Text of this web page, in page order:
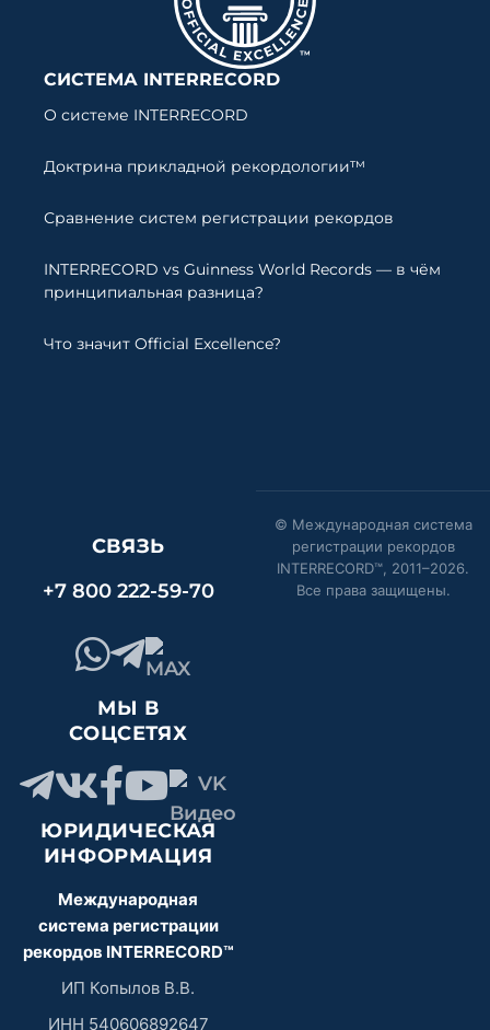
СИСТЕМА INTERRECORD
О системе INTERRECORD
Доктрина прикладной рекордологии™
Сравнение систем регистрации рекордов
INTERRECORD vs Guinness World Records — в чём
принципиальная разница?
Что значит Official Excellence?
СВЯЗЬ
+7 800 222-59-70
МЫ В
СОЦСЕТЯХ
ЮРИДИЧЕСКАЯ
ИНФОРМАЦИЯ
Международная
система регистрации
рекордов INTERRECORD™
ИП Копылов В.В.
ИНН 540606892647
© Международная система
регистрации рекордов
INTERRECORD™, 2011–2026.
Все права защищены.